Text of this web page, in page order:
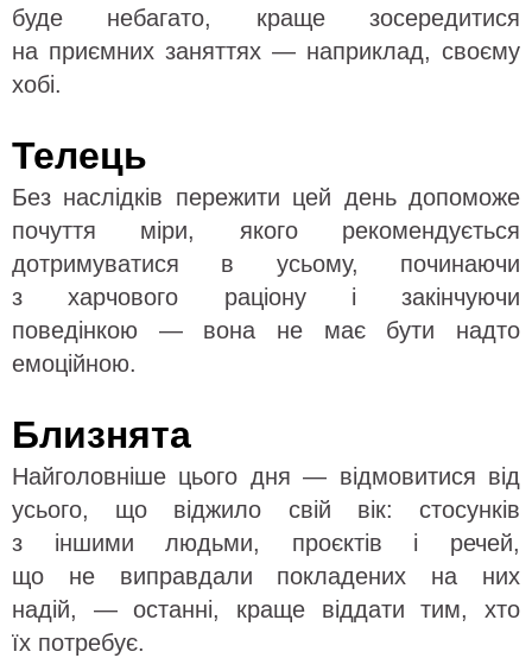
буде небагато, краще зосередитися
на приємних заняттях — наприклад, своєму
хобі.
Телець
Без наслідків пережити цей день допоможе
почуття міри, якого рекомендується
дотримуватися в усьому, починаючи
з харчового раціону і закінчуючи
поведінкою — вона не має бути надто
емоційною.
Близнята
Найголовніше цього дня — відмовитися від
усього, що віджило свій вік: стосунків
з іншими людьми, проєктів і речей,
що не виправдали покладених на них
надій, — останні, краще віддати тим, хто
їх потребує.